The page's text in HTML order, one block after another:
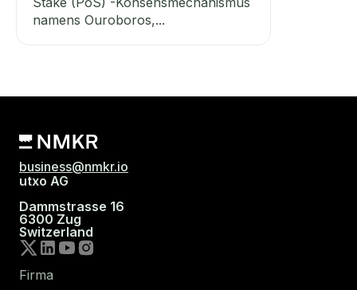
namens Ouroboros,...
business@nmkr.io
utxo AG
Dammstrasse 16
6300 Zug
Switzerland
Firma